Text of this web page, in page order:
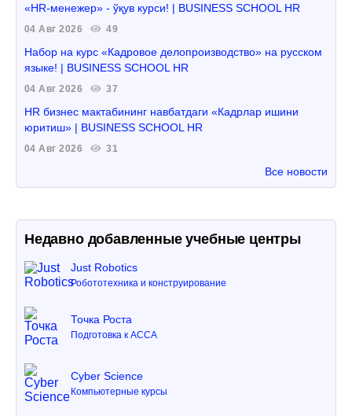
«HR-менежер» - ўқув курси! | BUSINESS SCHOOL HR
04 Авг 2026 49
Набор на курс «Кадровое делопроизводство» на русском
языке! | BUSINESS SCHOOL HR
04 Авг 2026 37
HR бизнес мактабининг навбатдаги «Кадрлар ишини
юритиш» | BUSINESS SCHOOL HR
04 Авг 2026 31
Все новости
Недавно добавленные учебные центры
Just Robotics
Робототехника и конструирование
Точка Роста
Подготовка к ACCA
Cyber Science
Компьютерные курсы